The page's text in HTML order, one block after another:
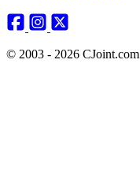
© 2003 - 2026 CJoint.com